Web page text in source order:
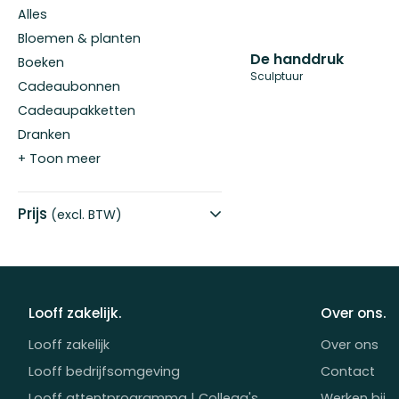
De handdruk
Sculptuur
Alles
Bloemen & planten
Boeken
Cadeaubonnen
Cadeaupakketten
Dranken
+ Toon meer
Prijs (excl. BTW)
Looff zakelijk.
Looff zakelijk
Looff bedrijfsomgeving
Over ons.
Over ons
Contact